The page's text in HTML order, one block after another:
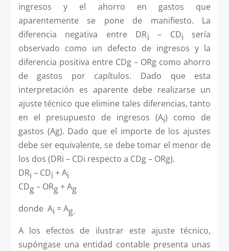
ingresos y el ahorro en gastos que
aparentemente se pone de manifiesto. La
diferencia negativa entre DRi – CDi sería
observado como un defecto de ingresos y la
diferencia positiva entre CDg – ORg como ahorro
de gastos por capítulos. Dado que esta
interpretación es aparente debe realizarse un
ajuste técnico que elimine tales diferencias, tanto
en el presupuesto de ingresos (Ai) como de
gastos (Ag). Dado que el importe de los ajustes
debe ser equivalente, se debe tomar el menor de
los dos (DRi – CDi respecto a CDg – ORg).
DRi – CDi +Ai
CDg– ORg+ Ag
donde Ai = Ag.
A los efectos de ilustrar este ajuste técnico,
supóngase una entidad contable presenta unas